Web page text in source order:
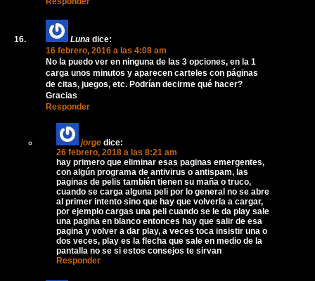
Luna dice:
16 febrero, 2016 a las 4:08 am
No la puedo ver en ninguna de las 3 opciones, en la 1
carga unos minutos y aparecen carteles con páginas
de citas, juegos, etc. Podrían decirme qué hacer?
Gracias
Responder
jorge dice:
26 febrero, 2018 a las 8:21 am
hay primero que eliminar esas paginas emergentes,
con algún programa de antivirus o antispam, las
paginas de pelis también tienen su maña o truco,
cuando se carga alguna peli por lo general no se abre
al primer intento sino que hay que volverla a cargar,
por ejemplo cargas una peli cuando se le da play sale
una pagina en blanco entonces hay que salir de esa
pagina y volver a dar play, a veces toca insistir una o
dos veces, play es la flecha que sale en medio de la
pantalla no se si estos consejos te sirvan
Responder